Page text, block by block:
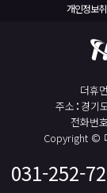
개인정보
더휴
주소 경기
전화번호
Copyright ©
031-252-
전기기능사(필기+실기
직업상담사 2급 (필기+
포토샵 자격증 취득과
일러스트 자격증 취득
전산세무 2급 / TAT 2급